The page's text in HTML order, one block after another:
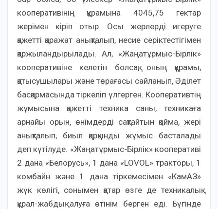
кооперативінің құрамына 4045,75 гектар
жерімен кіріп отыр. Осы жерлерді игеруге
қажетті қаражат анықталып, несие серіктестігімен
қаржыландырылады. Ал, «Жаңатұрмыс-Бірлік»
кооперативіне келетін болсақ, оның құрамы,
қатысушылары және төрағасы сайланып, Әділет
басқармасында тіркеліп үлгерген. Кооперативтің
жұмысына қажетті техника саны, техникаға
арнайы орын, өнімдерді сақтайтын қойма, жері
анықталып, биыл қарқынды жұмыс басталады
деп күтілуде. «Жаңатұрмыс-Бірлік» кооперативі
2 дана «Белорусь», 1 дана «LOVOL» тракторы, 1
комбайн және 1 дана тіркемесімен «КамАЗ»
жүк көлігі, сонымен қатар өзге де техникалық
құрал-жабдық алуға өтінім берген еді. Бүгінде